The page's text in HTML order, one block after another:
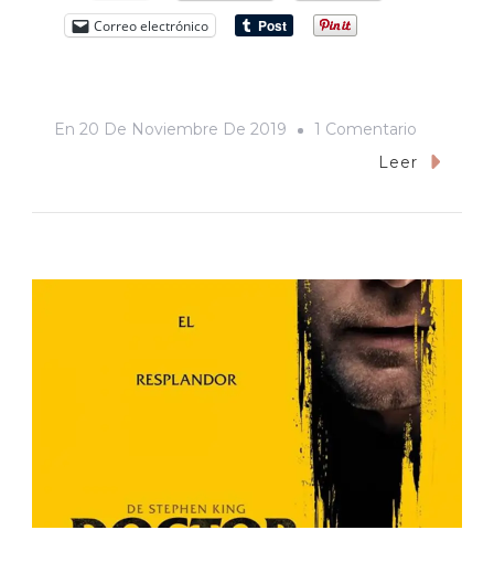
Correo electrónico
En 20 De Noviembre De 2019 1 Comentario
«Ford
Toda
Máquina!
Leer